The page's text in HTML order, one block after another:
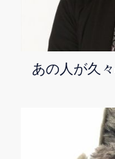
あの人が久